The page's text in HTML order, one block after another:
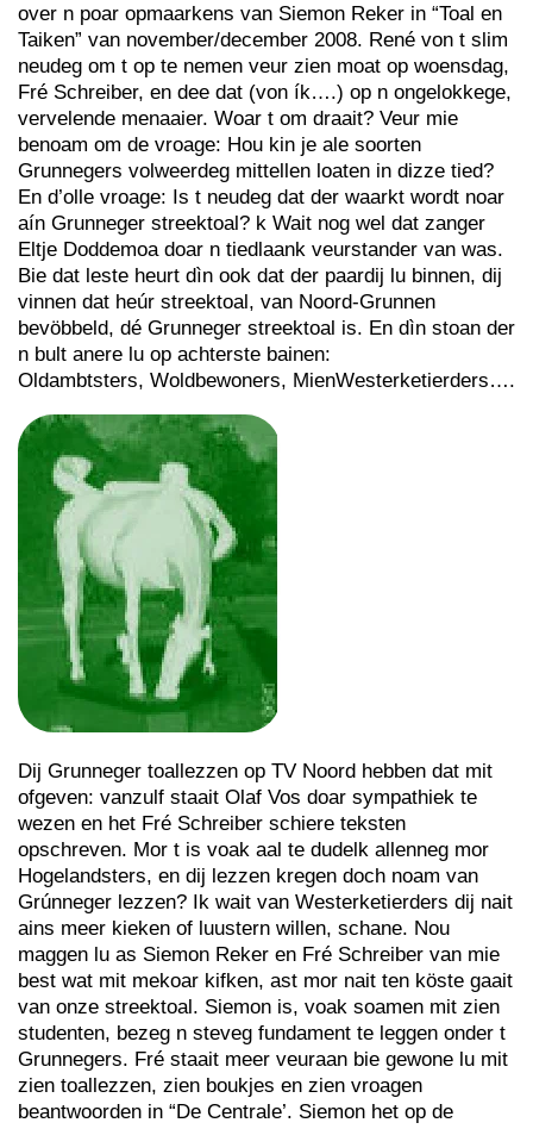
over n poar opmaarkens van Siemon Reker in “Toal en
Taiken” van november/december 2008. René von t slim
neudeg om t op te nemen veur zien moat op woensdag,
Fré Schreiber, en dee dat (von ík….) op n ongelokkege,
vervelende menaaier. Woar t om draait? Veur mie
benoam om de vroage: Hou kin je ale soorten
Grunnegers volweerdeg mittellen loaten in dizze tied?
En d’olle vroage: Is t neudeg dat der waarkt wordt noar
aín Grunneger streektoal? k Wait nog wel dat zanger
Eltje Doddemoa doar n tiedlaank veurstander van was.
Bie dat leste heurt dìn ook dat der paardij lu binnen, dij
vinnen dat heúr streektoal, van Noord-Grunnen
bevöbbeld, dé Grunneger streektoal is. En dìn stoan der
n bult anere lu op achterste bainen:
Oldambtsters, Woldbewoners, MienWesterketierders….
Dij Grunneger toallezzen op TV Noord hebben dat mit
ofgeven: vanzulf staait Olaf Vos doar sympathiek te
wezen en het Fré Schreiber schiere teksten
opschreven. Mor t is voak aal te dudelk allenneg mor
Hogelandsters, en dij lezzen kregen doch noam van
Grúnneger lezzen? Ik wait van Westerketierders dij nait
ains meer kieken of luustern willen, schane. Nou
maggen lu as Siemon Reker en Fré Schreiber van mie
best wat mit mekoar kifken, ast mor nait ten köste gaait
van onze streektoal. Siemon is, voak soamen mit zien
studenten, bezeg n steveg fundament te leggen onder t
Grunnegers. Fré staait meer veuraan bie gewone lu mit
zien toallezzen, zien boukjes en zien vroagen
beantwoorden in “De Centrale’. Siemon het op de